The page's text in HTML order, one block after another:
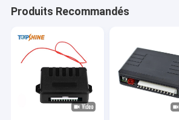
Produits Recommandés